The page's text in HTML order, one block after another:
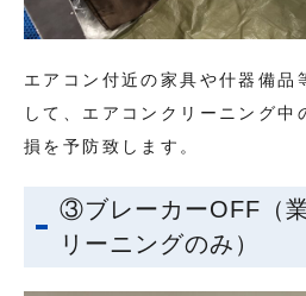
エアコン付近の家具や什器備品
して、エアコンクリーニング中
損を予防致します。
③ブレーカーOFF（
リーニングのみ）